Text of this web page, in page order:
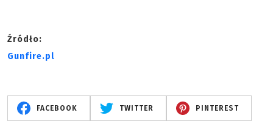
Źródło:
Gunfire.pl
FACEBOOK TWITTER PINTEREST